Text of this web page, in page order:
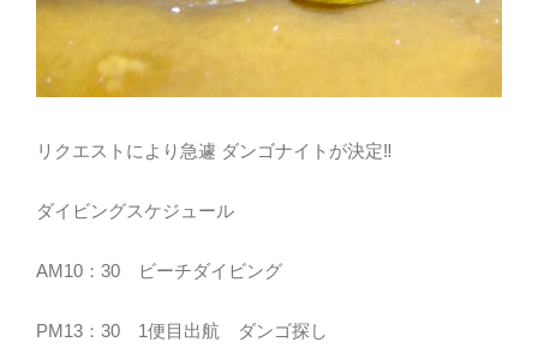
リクエストにより急遽 ダンゴナイトが決定‼
ダイビングスケジュール
AM10：30 ビーチダイビング
PM13：30 1便目出航 ダンゴ探し